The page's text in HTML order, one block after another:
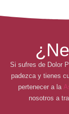
Si sufres de Dolor
padezca y tienes
pertenecer a la
nosotros a